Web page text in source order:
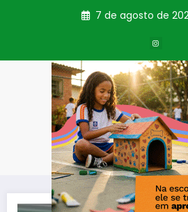
7 de agosto de
Tag: Igor
Página inicial Igor